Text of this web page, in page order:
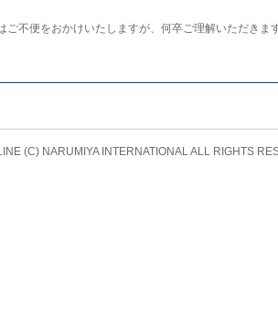
ご不便をおかけいたしますが、何卒ご理解いただきま